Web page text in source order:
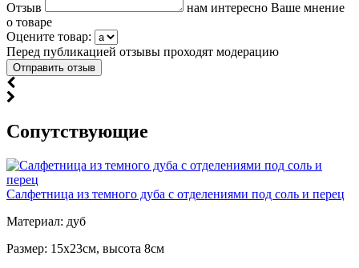
Отзыв
нам интересно Ваше мнение
о товаре
Оцените товар:
Перед публикацией отзывы проходят модерацию
Cопутствующие
Салфетница из темного дуба с отделениями под соль и перец
Материал: дуб
Размер: 15х23см, высота 8см